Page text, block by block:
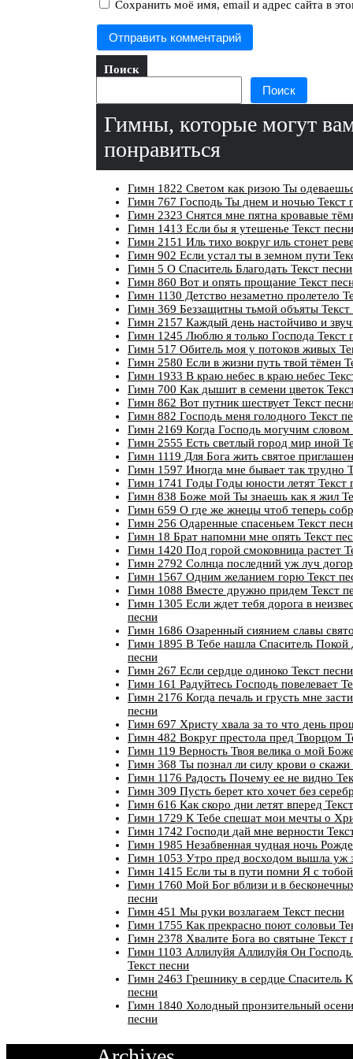
Сохранить моё имя, email и адрес сайта в
Поиск
Поиск
Гимны, которые могут
понравиться
Гимн 1822 Светом как ризою Ты
Гимн 767 Господь Ты днем и ночью Текст
Гимн 2323 Снятся мне пятна кровавые
Гимн 1413 Если бы я утешенье Текст песни
Гимн 2151 Иль тихо вокруг иль стонет
Гимн 902 Если устал ты в земном пути
Гимн 5 О Спаситель Благодать Текст песни
Гимн 860 Вот и опять прощание Текст
Гимн 1130 Детство незаметно пролетело
Гимн 369 Беззащитны тьмой объяты Текст
Гимн 2157 Каждый день настойчиво и
Гимн 1245 Люблю я только Господа Текст
Гимн 517 Обитель моя у потоков живых
Гимн 2580 Если в жизни путь твой тёмен
Гимн 1933 В краю небес в краю небес
Гимн 700 Как дышит в семени цветок
Гимн 862 Вот путник шествует Текст
Гимн 882 Господь меня голодного Текст
Гимн 2169 Когда Господь могучим словом
Гимн 2555 Есть светлый город мир иной
Гимн 1119 Для Бога жить святое
Гимн 1597 Иногда мне бывает так трудно
Гимн 1741 Годы Годы юности летят Текст
Гимн 838 Боже мой Ты знаешь как я жил
Гимн 659 О где же жнецы чтоб теперь
Гимн 256 Одаренные спасеньем Текст
Гимн 18 Брат напомни мне опять Текст
Гимн 1420 Под горой смоковница растет
Гимн 2792 Солнца последний уж луч
Гимн 1567 Одним желанием горю Текст
Гимн 1088 Вместе дружно придем Текст
Гимн 1305 Если ждет тебя дорога в
песни
Гимн 1686 Озаренный сиянием славы
Гимн 1895 В Тебе нашла Спаситель Покой
песни
Гимн 267 Если сердце одиноко Текст песни
Гимн 161 Радуйтесь Господь повелевает
Гимн 2176 Когда печаль и грусть мне
песни
Гимн 697 Христу хвала за то что день
Гимн 482 Вокруг престола пред Творцом
Гимн 119 Верность Твоя велика о мой
Гимн 368 Ты познал ли силу крови о скажи
Гимн 1176 Радость Почему ее не видно
Гимн 309 Пусть берет кто хочет без
Гимн 616 Как скоро дни летят вперед
Гимн 1729 К Тебе спешат мои мечты о
Гимн 1742 Господи дай мне верности
Гимн 1985 Незабвенная чудная ночь
Гимн 1053 Утро пред восходом вышла уж
Гимн 1415 Если ты в пути помни Я с тобой
Гимн 1760 Мой Бог вблизи и в
песни
Гимн 451 Мы руки возлагаем Текст песни
Гимн 1755 Как прекрасно поют соловьи
Гимн 2378 Хвалите Бога во святыне Текст
Гимн 1103 Аллилуйя Аллилуйя Он
Текст песни
Гимн 2463 Грешнику в сердце Спаситель
песни
Гимн 1840 Холодный пронзительный осени
песни